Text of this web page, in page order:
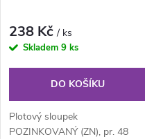
238 Kč/ ks
Skladem 9 ks
DO KOŠÍKU
Plotový sloupek
POZINKOVANÝ (ZN), pr. 48